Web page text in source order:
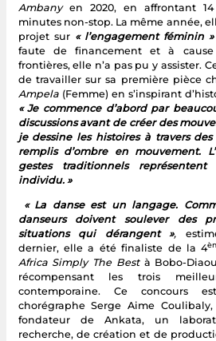
Ambanyen 2020, en affrontant 14
minutes non-stop. La même année,
projet sur « l’engagement féminin »
faute de financement et à
frontières, elle n’a pas pu y assister.
de travailler sur sa première pièce
Ampela (Femme) en s’inspirant
« Je commence d’abord par
discussions avant de créer des
je dessine les histoires à travers
remplis d’ombre en mouvement.
gestes traditionnels
individu. »
« La danse est un langage.
danseurs doivent soulever des
situations qui dérangent »,
dernier, elle a été finaliste de la 4
Africa Simply The Bestà Bobo-
récompensant les trois
contemporaine. Ce concours
chorégraphe Serge Aime
fondateur de Ankata, un
recherche, de création et de